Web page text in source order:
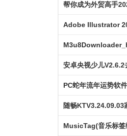
安卓央视少儿V2.6.2
PC蛇年流年运势软